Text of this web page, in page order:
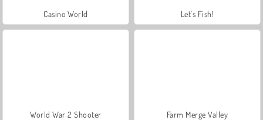
Casino World Let's Fish!
World War 2 Shooter Farm Merge Valley